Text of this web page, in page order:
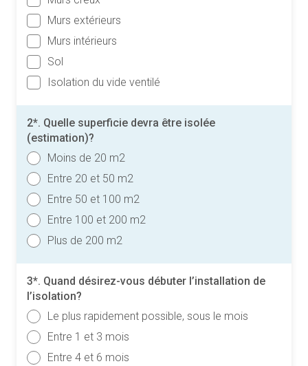
Murs extérieurs
Murs intérieurs
Sol
Isolation du vide ventilé
2*. Quelle superficie devra être isolée
(estimation)?
Moins de 20 m2
Entre 20 et 50 m2
Entre 50 et 100 m2
Entre 100 et 200 m2
Plus de 200 m2
3*. Quand désirez-vous débuter l’installation de
l’isolation?
Le plus rapidement possible, sous le mois
Entre 1 et 3 mois
Entre 4 et 6 mois